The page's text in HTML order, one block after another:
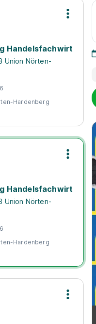
Handelsfachwirt
Union Nörten-
Hardenberg
Handelsfachwirt
Union Nörten-
Hardenberg